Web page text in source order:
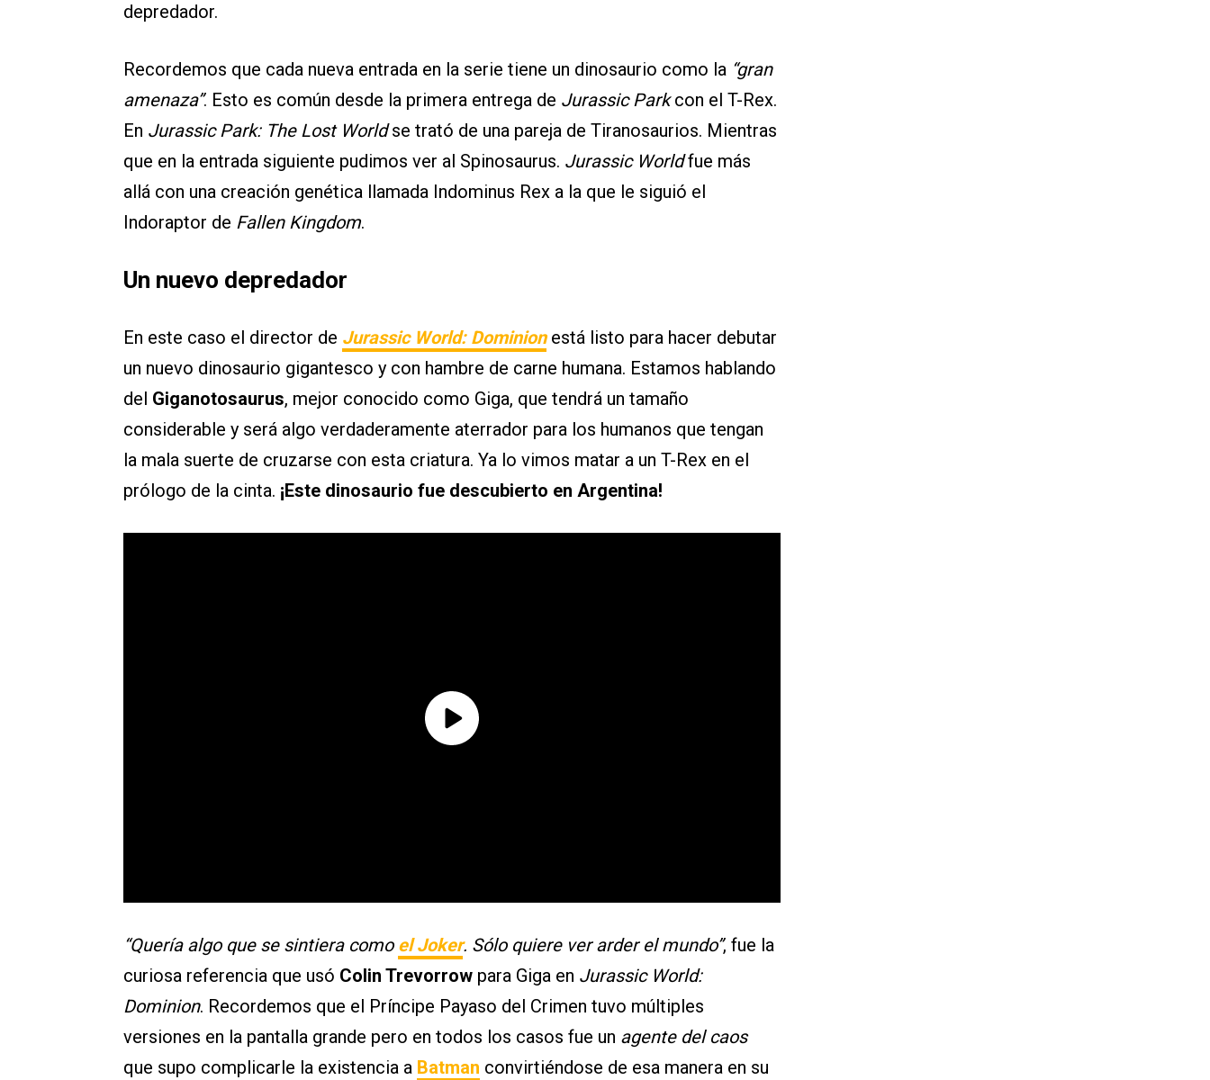
depredador.
Recordemos que cada nueva entrada en la serie tiene un dinosaurio como la “gran
amenaza”. Esto es común desde la primera entrega de Jurassic Parkcon el T-Rex.
En Jurassic Park: The Lost Worldse trató de una pareja de Tiranosaurios. Mientras
que en la entrada siguiente pudimos ver al Spinosaurus. Jurassic Worldfue más
allá con una creación genética llamada Indominus Rex a la que le siguió el
Indoraptor de Fallen Kingdom.
Un nuevo depredador
En este caso el director de Jurassic World: Dominionestá listo para hacer debutar
un nuevo dinosaurio gigantesco y con hambre de carne humana. Estamos hablando
del Giganotosaurus, mejor conocido como Giga, que tendrá un tamaño
considerable y será algo verdaderamente aterrador para los humanos que tengan
la mala suerte de cruzarse con esta criatura. Ya lo vimos matar a un T-Rex en el
prólogo de la cinta. ¡Este dinosaurio fue descubierto en Argentina!
“Quería algo que se sintiera como el Joker. Sólo quiere ver arder el mundo”, fue la
curiosa referencia que usó Colin Trevorrow para Giga en Jurassic World:
Dominion. Recordemos que el Príncipe Payaso del Crimen tuvo múltiples
versiones en la pantalla grande pero en todos los casos fue un agente del caos
que supo complicarle la existencia a Batman convirtiéndose de esa manera en su